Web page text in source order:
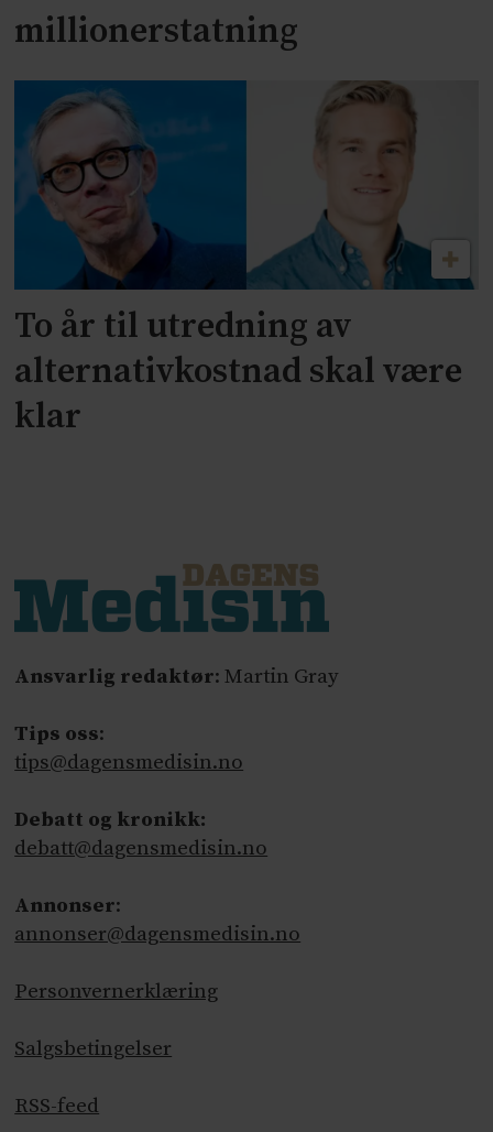
millionerstatning
To år til utredning av
alternativkostnad skal være
klar
Ansvarlig redaktør: Martin Gray
Tips oss:
tips@dagensmedisin.no
Debatt og kronikk:
debatt@dagensmedisin.no
Annonser:
annonser@dagensmedisin.no
Personvernerklæring
Salgsbetingelser
RSS-feed